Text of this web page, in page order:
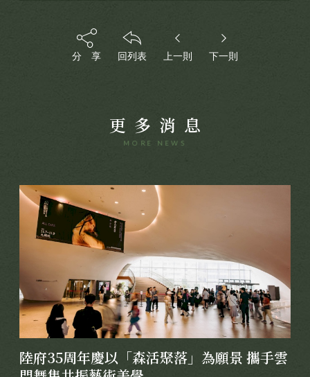
分 享 回列表 上一則 下一則
更多消息
MORE NEWS
陸府35周年慶以「森活聚落」為願景 攜手雲